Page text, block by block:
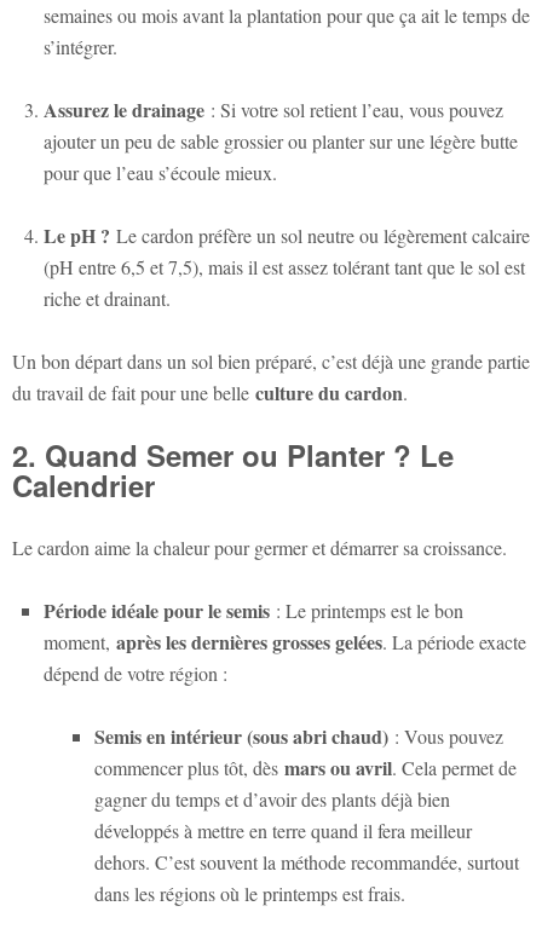
semaines ou mois avant la plantation pour que ça ait le temps de
s’intégrer.
Assurez le drainage : Si votre sol retient l’eau, vous pouvez
ajouter un peu de sable grossier ou planter sur une légère butte
pour que l’eau s’écoule mieux.
Le pH ? Le cardon préfère un sol neutre ou légèrement calcaire
(pH entre 6,5 et 7,5), mais il est assez tolérant tant que le sol est
riche et drainant.
Un bon départ dans un sol bien préparé, c’est déjà une grande partie
du travail de fait pour une belle culture du cardon.
2. Quand Semer ou Planter ? Le
Calendrier
Le cardon aime la chaleur pour germer et démarrer sa croissance.
Période idéale pour le semis : Le printemps est le bon
moment, après les dernières grosses gelées. La période exacte
dépend de votre région :
Semis en intérieur (sous abri chaud) : Vous pouvez
commencer plus tôt, dès mars ou avril. Cela permet de
gagner du temps et d’avoir des plants déjà bien
développés à mettre en terre quand il fera meilleur
dehors. C’est souvent la méthode recommandée, surtout
dans les régions où le printemps est frais.